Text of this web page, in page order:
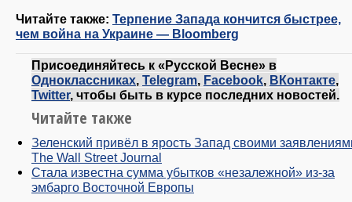
Читайте также: Терпение Запада кончится быстрее,
чем война на Украине — Bloomberg
Присоединяйтесь к «Русской Весне» в
Одноклассниках, Telegram, Facebook, ВКонтакте,
Twitter, чтобы быть в курсе последних новостей.
Читайте также
Зеленский привёл в ярость Запад своими
The Wall Street Journal
Стала известна сумма убытков «незалежной» из-за
эмбарго Восточной Европы